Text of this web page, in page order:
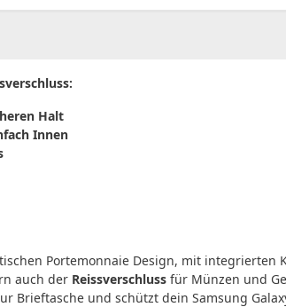
Halt
Innen
Portemonnaie Design, mit
auch der Reissverschluss für Münzen und
Brieftasche und schützt dein Samsung